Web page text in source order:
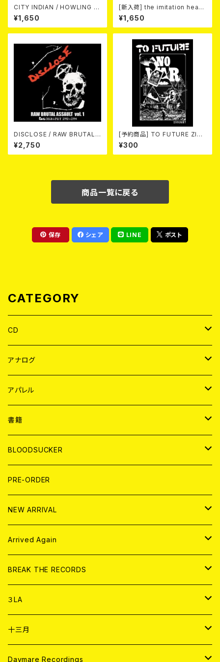
CITY INDIAN / HOWLING O
N FIRE (CD)
¥1,650
[新入荷] the imitation heart
s / City Lights Neon Heart
(7"EP)
¥1,650
DISCLOSE / RAW BRUTAL
ASSAULT Vol.1 : DISCOGRA
PHY 1992-1994 (2CD)
¥2,750
[予約商品] TO FUTURE ZINE
2026 issue 21 -NO WAR! N
O HATE!- (ZINE) 2026年8月
6日発売！
¥300
商品一覧に戻る
保存 シェア LINE ポスト
CATEGORY
CD
JAPAN
WORLD
アナログ
JAPAN
７EP
LP
WORLD
7EP
LP
アパレル
JAPAN
T-shirt
HOOD
WORLD
T-shirt
HOOD
書籍
MAGAZINE
BOLLOCKS
EL ZINE
写真集 (PHOTOBOOK)
BLOODSUCKER
CD
アナログ
アパレル
書籍
DIGITAL CONTENTS
PRE-ORDER
NEW ARRIVAL
CD
アナログ
Arrived Again
CD
アナログ
BREAK THE RECORDS
CD
ANALOG
アパレル
３LA
CD
ANALOG
十三月
CD
Daymare Recordings